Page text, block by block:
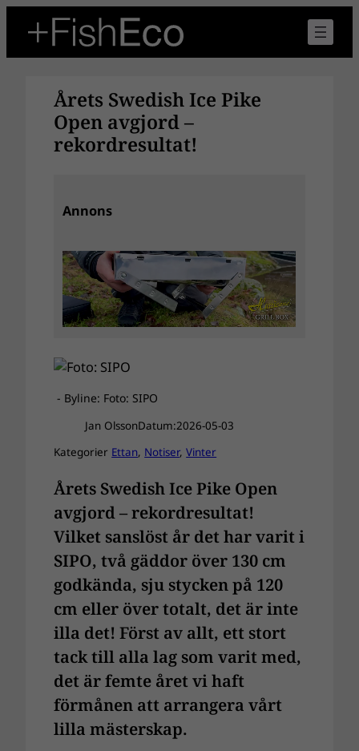
innehåll
Årets Swedish Ice Pike
Open avgjord –
rekordresultat!
Annons
- Byline: Foto: SIPO
Jan OlssonDatum:2026-05-03
Kategorier Ettan, Notiser, Vinter
Årets Swedish Ice Pike Open
avgjord – rekordresultat!
Vilket sanslöst år det har varit i
SIPO, två gäddor över 130 cm
godkända, sju stycken på 120
cm eller över totalt, det är inte
illa det! Först av allt, ett stort
tack till alla lag som varit med,
det är femte året vi haft
förmånen att arrangera vårt
lilla mästerskap.